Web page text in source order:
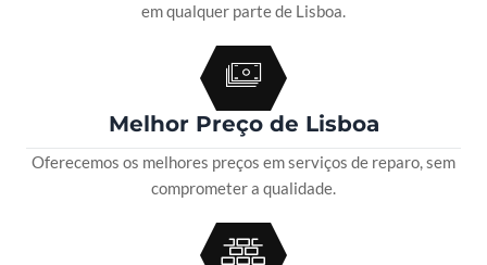
em qualquer parte de Lisboa.
Melhor Preço de Lisboa
Oferecemos os melhores preços em serviços de reparo, sem
comprometer a qualidade.